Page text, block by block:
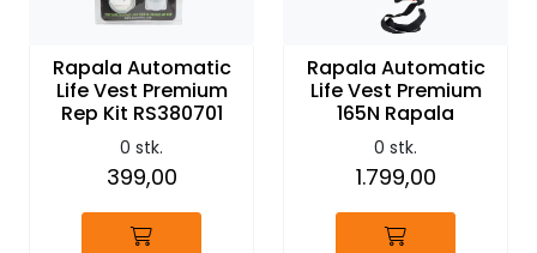
Rapala Automatic
Life Vest Premium
Rep Kit RS380701
0 stk.
399,00
Rapala Automatic
Life Vest Premium
165N Rapala
0 stk.
1.799,00